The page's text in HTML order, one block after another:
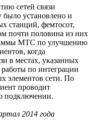
сетей связи
было установлено и
станций, фемтосот,
почти половина из них
МТС по улучшению
когда
в местах, указанных
по интеграции
элементов сети. По
проводит
подключении.
2014 года